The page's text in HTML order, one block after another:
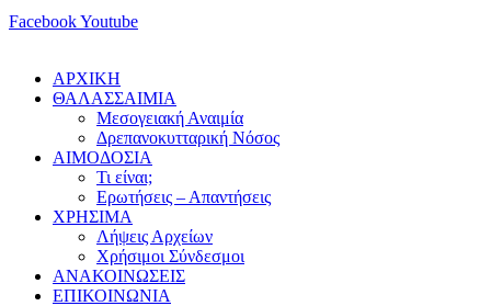
FacebookYoutube
ΑΡΧΙΚΗ
ΘΑΛΑΣΣΑΙΜΙΑ
Μεσογειακή Αναιμία
Δρεπανοκυτταρική Νόσος
ΑΙΜΟΔΟΣΙΑ
Τι είναι;
Ερωτήσεις – Απαντήσεις
ΧΡΗΣΙΜΑ
Λήψεις Αρχείων
Χρήσιμοι Σύνδεσμοι
ΑΝΑΚΟΙΝΩΣΕΙΣ
ΕΠΙΚΟΙΝΩΝΙΑ